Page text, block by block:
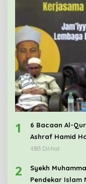
1
6 Bacaan Al-
Ashraf Hamid
4383 Dilihat
2
Syekh
Pendekar Islam